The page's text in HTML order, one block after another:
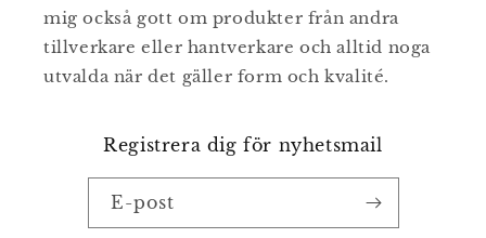
mig också gott om produkter från andra
tillverkare eller hantverkare och alltid noga
utvalda när det gäller form och kvalité.
Registrera dig för nyhetsmail
E-post